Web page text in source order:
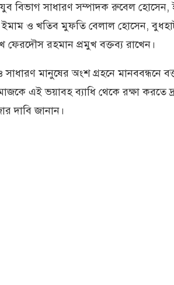
বিভাগ সাধারণ সম্পাদক রুবেল হোসেন,
ইমাম ও খতিব মুফতি বেলাল হোসেন,
রহমান প্রমুখ বক্তব্য রাখেন।
ও সাধারণ মানুষের অংশ গ্রহনে মানববন্ধনে
এই ভয়াবহ ব্যাধি থেকে রক্ষা
দাবি জানান।